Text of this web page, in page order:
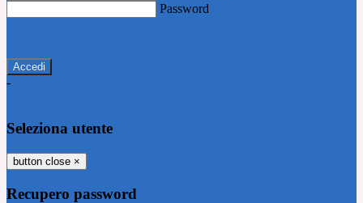
Password
-
Seleziona utente
button close ×
Recupero password